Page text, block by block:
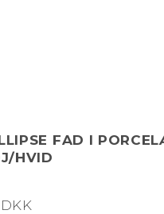
FAD I
HVID